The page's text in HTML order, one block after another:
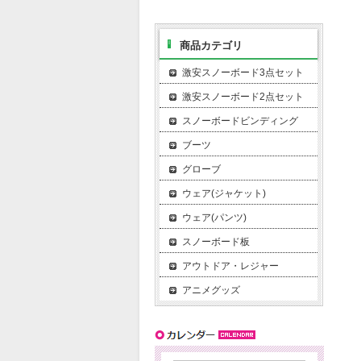
商品カテゴリ
激安スノーボード3点セット
激安スノーボード2点セット
スノーボードビンディング
ブーツ
グローブ
ウェア(ジャケット)
ウェア(パンツ)
スノーボード板
アウトドア・レジャー
アニメグッズ